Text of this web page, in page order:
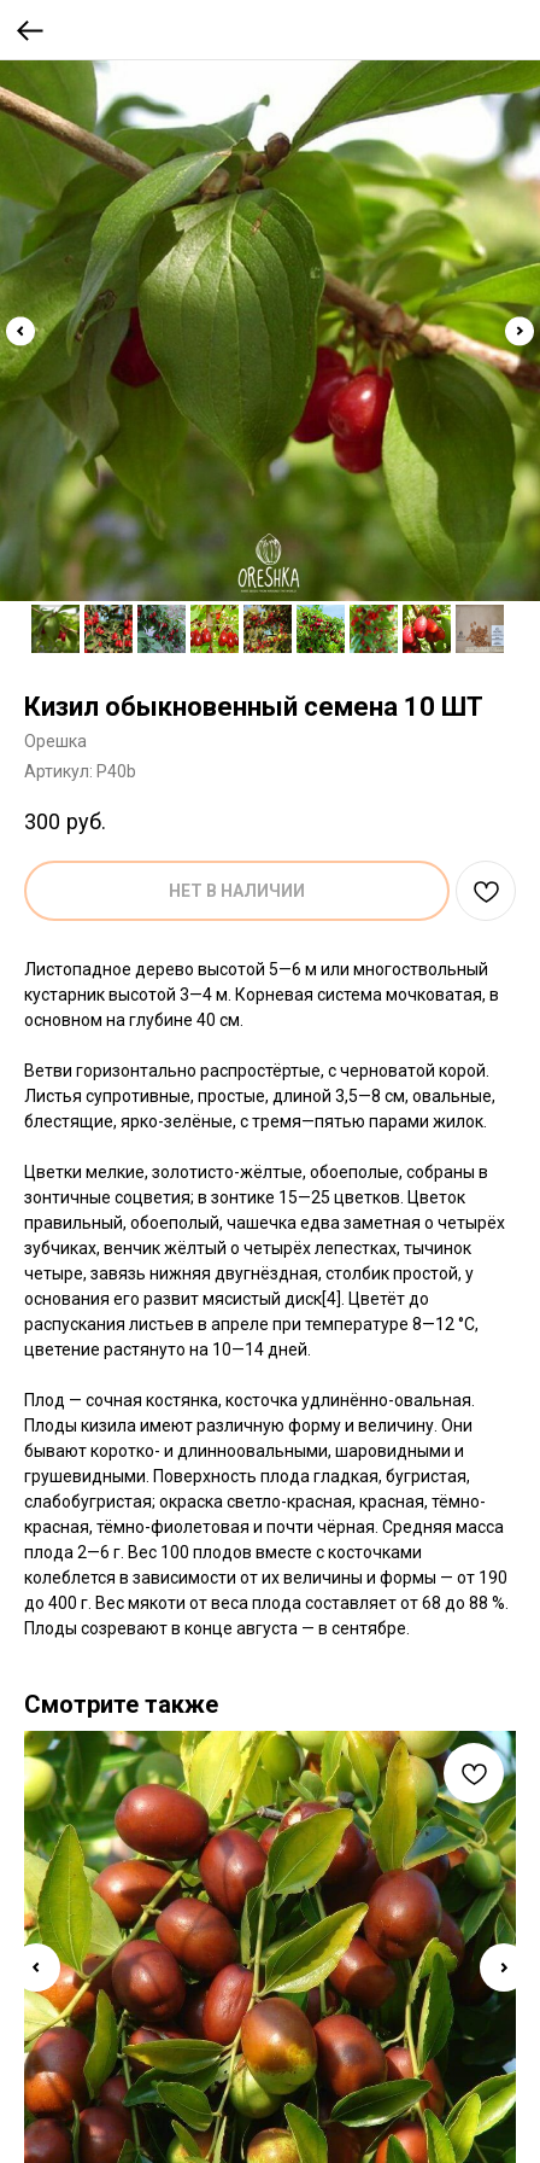
Кизил обыкновенный семена 10 ШТ
Орешка
Артикул: P40b
300 руб.
НЕТ В НАЛИЧИИ
Листопадное дерево высотой 5—6 м или многоствольный
кустарник высотой 3—4 м. Корневая система мочковатая, в
основном на глубине 40 см.
Ветви горизонтально распростёртые, с черноватой корой.
Листья супротивные, простые, длиной 3,5—8 см, овальные,
блестящие, ярко-зелёные, с тремя—пятью парами жилок.
Цветки мелкие, золотисто-жёлтые, обоеполые, собраны в
зонтичные соцветия; в зонтике 15—25 цветков. Цветок
правильный, обоеполый, чашечка едва заметная о четырёх
зубчиках, венчик жёлтый о четырёх лепестках, тычинок
четыре, завязь нижняя двугнёздная, столбик простой, у
основания его развит мясистый диск[4]. Цветёт до
распускания листьев в апреле при температуре 8—12 °C,
цветение растянуто на 10—14 дней.
Плод — сочная костянка, косточка удлинённо-овальная.
Плоды кизила имеют различную форму и величину. Они
бывают коротко- и длинноовальными, шаровидными и
грушевидными. Поверхность плода гладкая, бугристая,
слабобугристая; окраска светло-красная, красная, тёмно-
красная, тёмно-фиолетовая и почти чёрная. Средняя масса
плода 2—6 г. Вес 100 плодов вместе с косточками
колеблется в зависимости от их величины и формы — от 190
до 400 г. Вес мякоти от веса плода составляет от 68 до 88 %.
Плоды созревают в конце августа — в сентябре.
Смотрите также